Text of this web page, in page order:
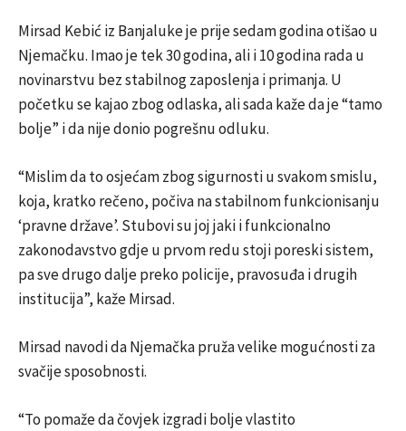
Mirsad Kebić iz Banjaluke je prije sedam godina otišao u
Njemačku. Imao je tek 30 godina, ali i 10 godina rada u
novinarstvu bez stabilnog zaposlenja i primanja. U
početku se kajao zbog odlaska, ali sada kaže da je “tamo
bolje” i da nije donio pogrešnu odluku.
“Mislim da to osjećam zbog sigurnosti u svakom smislu,
koja, kratko rečeno, počiva na stabilnom funkcionisanju
‘pravne države’. Stubovi su joj jaki i funkcionalno
zakonodavstvo gdje u prvom redu stoji poreski sistem,
pa sve drugo dalje preko policije, pravosuđa i drugih
institucija”, kaže Mirsad.
Mirsad navodi da Njemačka pruža velike mogućnosti za
svačije sposobnosti.
“To pomaže da čovjek izgradi bolje vlastito